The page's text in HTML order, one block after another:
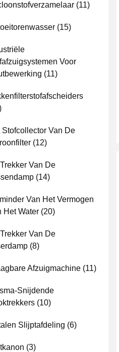
(11)
(15)
Voor
(11)
Stofcollector Van De
(12)
Van De
(14)
Van Het Vermogen
Het Water (20)
Van De
(8)
Afzuigmachine (11)
Snijdende
(10)
Slijptafdeling (6)
(3)